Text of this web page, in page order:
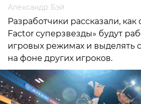
Александр Бэй
Разработчики рассказали, как
Factor суперзвезды» будут
игровых режимах и выделять
на фоне других игроков.